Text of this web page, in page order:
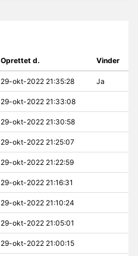
Oprettet d. Vinder
29-okt-2022 21:35:28 Ja
29-okt-2022 21:33:08
29-okt-2022 21:30:58
29-okt-2022 21:25:07
29-okt-2022 21:22:59
29-okt-2022 21:16:31
29-okt-2022 21:10:24
29-okt-2022 21:05:01
29-okt-2022 21:00:15